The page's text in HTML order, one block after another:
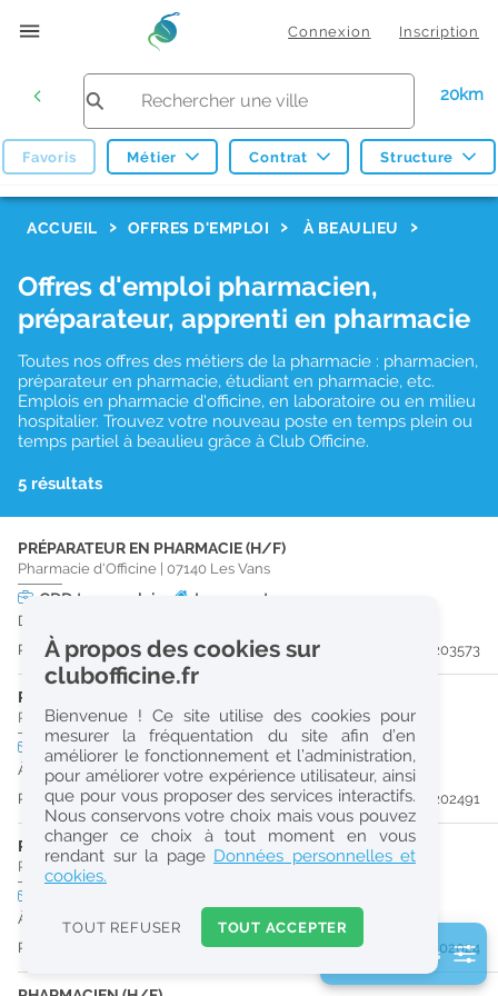
Connexion Inscription
20km
Favoris Métier Contrat Structure
Réinitialiser
2
0
k
Consulter les offres de la France d'outre-mer
ACCUEIL OFFRES D'EMPLOI À BEAULIEU
Offres d'emploi pharmacien,
préparateur, apprenti en pharmacie
Toutes nos offres des métiers de la pharmacie : pharmacien,
préparateur en pharmacie, étudiant en pharmacie, etc.
Emplois en pharmacie d'officine, en laboratoire ou en milieu
hospitalier. Trouvez votre nouveau poste en temps plein ou
temps partiel à beaulieu grâce à Club Officine.
5 résultats
PRÉPARATEUR EN PHARMACIE (H/F)
Pharmacie d'Officine 07140 Les Vans
CDD temps plein Logement
Du 13/12/26 au 25/12/26
Publiée il y a 11 jour(s)
#203573
PRÉPARATEUR EN PHARMACIE (H/F)
Pharmacie d'Officine|07140 Les Vans
temps plein
À partir du 30/08/26
URGENT
Publiée il y a 27 jour(s) #202491
PHARMACIEN (H/F)
Pharmacie d'Officine 07260 Joyeuse
À partir du 27/09/26
Publiée il y a 32 jour(s) #202024
2 filtre(s) actifs
À propos des cookies sur
clubofficine.fr
Bienvenue ! Ce site utilise des cookies pour
mesurer la fréquentation du site afin d’en
améliorer le fonctionnement et l’administration,
pour améliorer votre expérience utilisateur, ainsi
que pour vous proposer des services interactifs.
Nous conservons votre choix mais vous pouvez
changer ce choix à tout moment en vous
rendant sur la page Données personnelles et
cookies.
TOUT REFUSER TOUT ACCEPTER